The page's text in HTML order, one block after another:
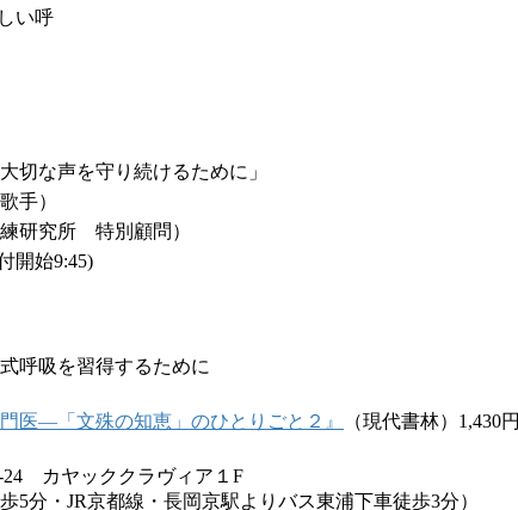
切な声を守り続けるために」
手）
研究所 特別顧問）
開始9:45)
呼吸を習得するために
医―「文殊の知恵」のひとりごと２』 （現代書林）1,430円
24 カヤッククラヴィア１F
5分・JR京都線・長岡京駅よりバス東浦下車徒歩3分）